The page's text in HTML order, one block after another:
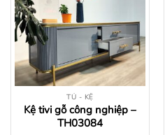
TỦ - KỆ
Kệ tivi gỗ công nghiệp –
TH03084